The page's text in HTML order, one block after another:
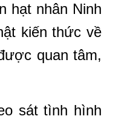
hạt nhân Ninh
kiến thức về
quan tâm,
sát tình hình